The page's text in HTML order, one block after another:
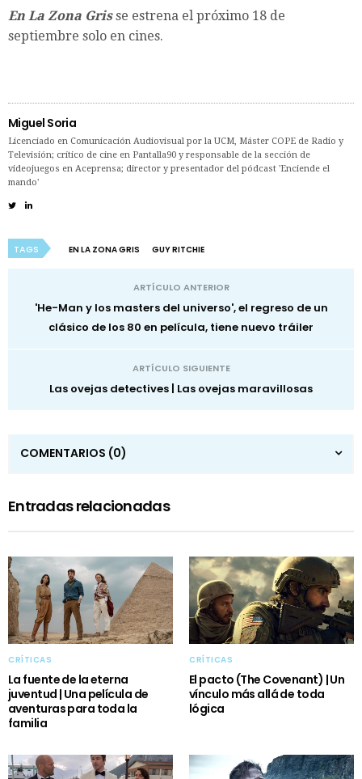
En La Zona Grisse estrena el próximo 18 de
septiembre solo en cines.
Miguel Soria
Licenciado en Comunicación Audiovisual por la UCM, Máster COPE de Radio y
Televisión; crítico de cine en Pantalla90 y responsable de la sección de
videojuegos en Aceprensa; director y presentador del pódcast 'Enciende el
mando'
TAGS EN LA ZONA GRIS GUY RITCHIE
ARTÍCULO ANTERIOR
'He-Man y los masters del universo', el regreso de un
clásico de los 80 en película, tiene nuevo tráiler
ARTÍCULO SIGUIENTE
Las ovejas detectives | Las ovejas maravillosas
COMENTARIOS (0)
Entradas relacionadas
CRÍTICAS
La fuente de la eterna
juventud | Una película de
aventuras para toda la
familia
CRÍTICAS
El pacto (The Covenant) | Un
vínculo más allá de toda
lógica